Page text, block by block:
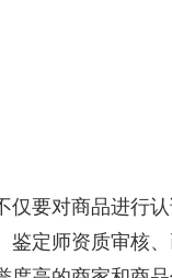
要对商品进行
鉴定师资质审核